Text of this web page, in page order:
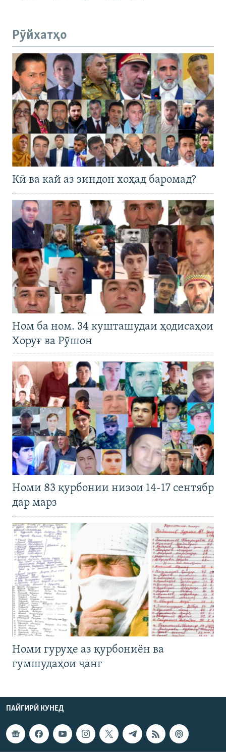
Рӯйхатҳо
Кӣ ва кай аз зиндон хоҳад баромад?
Ном ба ном. 34 кушташудаи ҳодисаҳои
Хоруғ ва Рӯшон
Номи 83 қурбонии низои 14-17 сентябр
дар марз
Номи гуруҳе аз қурбониён ва
гумшудаҳои ҷанг
ПАЙГИРӢ КУНЕД